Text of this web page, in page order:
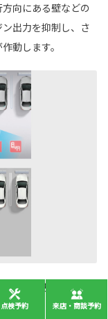
向にある壁などの
出力を抑制し、さ
動します。
、衝突被害の軽減
点検予約 来店・商談予約